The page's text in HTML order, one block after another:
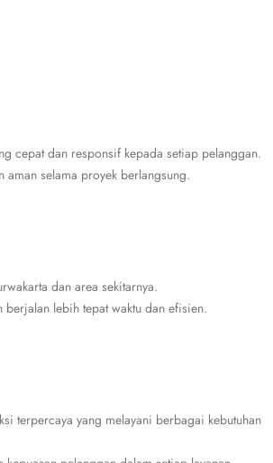
cepat dan responsif kepada setiap pelanggan.
aman selama proyek berlangsung.
dan area sekitarnya.
lebih tepat waktu dan efisien.
terpercaya yang melayani berbagai kebutuhan